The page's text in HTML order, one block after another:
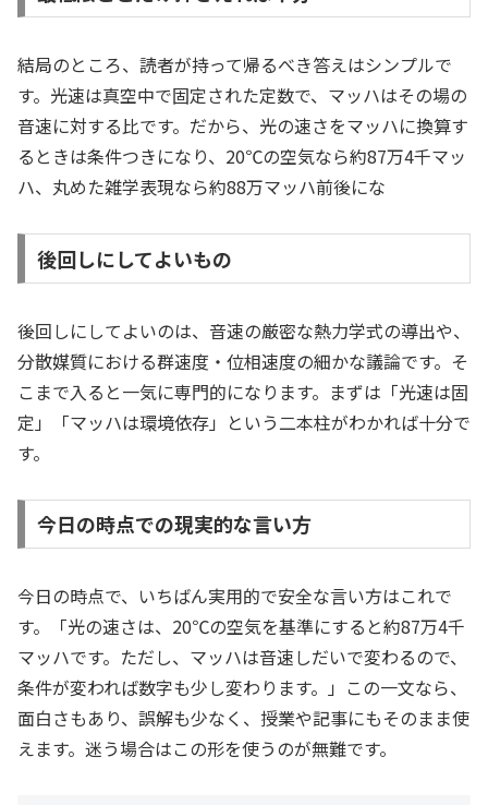
結局のところ、読者が持って帰るべき答えはシンプルで
す。光速は真空中で固定された定数で、マッハはその場の
音速に対する比です。だから、光の速さをマッハに換算す
るときは条件つきになり、20℃の空気なら約87万4千マッ
ハ、丸めた雑学表現なら約88万マッハ前後にな
後回しにしてよいもの
後回しにしてよいのは、音速の厳密な熱力学式の導出や、
分散媒質における群速度・位相速度の細かな議論です。そ
こまで入ると一気に専門的になります。まずは「光速は固
定」「マッハは環境依存」という二本柱がわかれば十分で
す。
今日の時点での現実的な言い方
今日の時点で、いちばん実用的で安全な言い方はこれで
す。「光の速さは、20℃の空気を基準にすると約87万4千
マッハです。ただし、マッハは音速しだいで変わるので、
条件が変われば数字も少し変わります。」この一文なら、
面白さもあり、誤解も少なく、授業や記事にもそのまま使
えます。迷う場合はこの形を使うのが無難です。